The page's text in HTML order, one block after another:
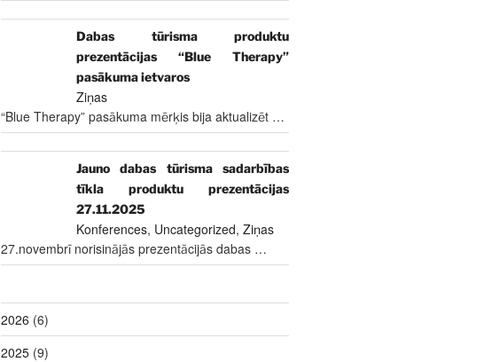
Dabas tūrisma produktu
prezentācijas “Blue Therapy”
pasākuma ietvaros
Ziņas
“Blue Therapy” pasākuma mērķis bija aktualizēt …
Jauno dabas tūrisma sadarbības
tīkla produktu prezentācijas
27.11.2025
Konferences, Uncategorized,Ziņas
27.novembrī norisinājās prezentācijās dabas …
2026 (6)
2025(9)